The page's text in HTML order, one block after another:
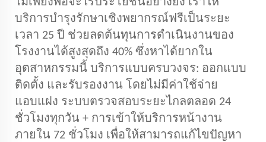
บริการบำรุงรักษาเชิงพยากรณ์ฟรีเป็นระยะ
เวลา 25 ปี ช่วยลดต้นทุนการดำเนินงานของ
โรงงานได้สูงสุดถึง 40% ซึ่งหาได้ยากใน
อุตสาหกรรมนี้ บริการแบบครบวงจร: ออกแบบ
ติดตั้ง และรับรองงาน โดยไม่มีค่าใช้จ่าย
แอบแฝง ระบบตรวจสอบระยะไกลตลอด 24
ชั่วโมงทุกวัน + การเข้าให้บริการหน้างาน
ภายใน 72 ชั่วโมง เพื่อให้สามารถแก้ไขปัญหา